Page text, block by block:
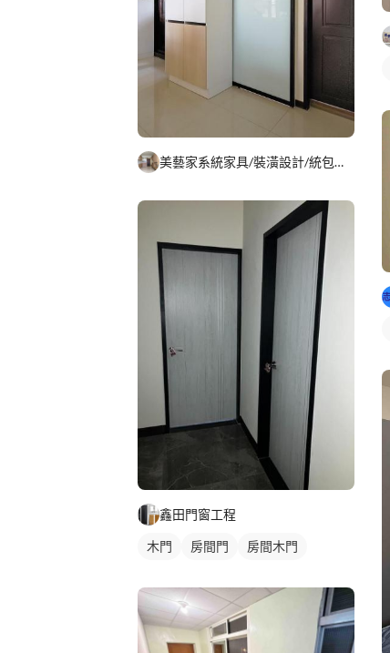
美藝家系統家具/裝潢設計/統包服務
鑫田門窗工程
木門 房間門 房間木門